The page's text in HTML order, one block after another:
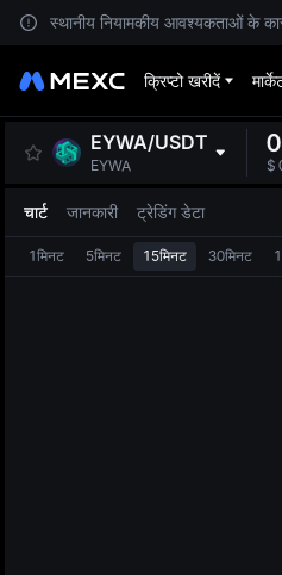
स्थानीय नियामकीय आवश्यकताओं के
क्रिप्टो खरीदें
EYWA/USDT
EYWA
$
चार्ट जानकारी ट्रेडिंग डेटा
1मिनट 5मिनट 15मिनट 30मिनट